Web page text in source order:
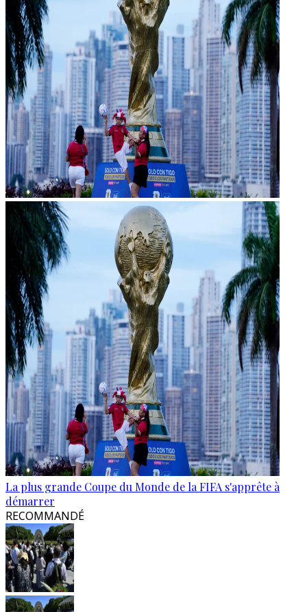
La plus grande Coupe du Monde de la FIFA s'apprête à
démarrer
RECOMMANDÉ